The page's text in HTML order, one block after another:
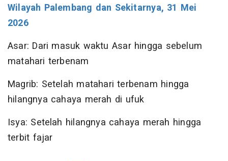
Wilayah Palembang dan Sekitarnya, 31 Mei
2026
Asar: Dari masuk waktu Asar hingga sebelum
matahari terbenam
Magrib: Setelah matahari terbenam hingga
hilangnya cahaya merah di ufuk
Isya: Setelah hilangnya cahaya merah hingga
terbit fajar